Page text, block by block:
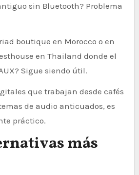
sin Bluetooth? Problema
boutique en Morocco o en
en Thailand donde el
Sigue siendo útil.
que trabajan desde cafés
de audio anticuados, es
práctico.
más